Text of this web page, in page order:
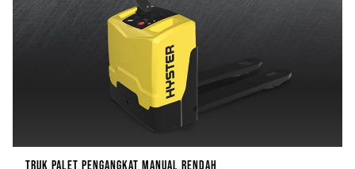
TRUK PALET PENGANGKAT MANUAL RENDAH